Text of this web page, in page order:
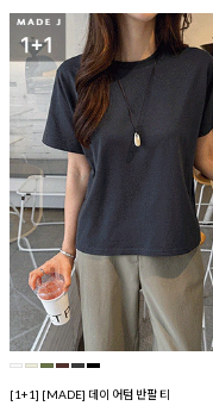
[1+1] [MADE] 데이 어텀 반팔 티